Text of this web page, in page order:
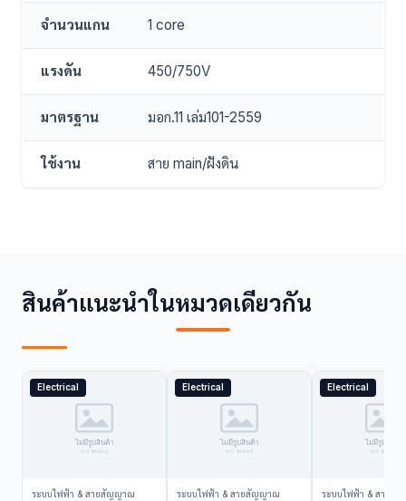
จำนวนแกน 1 core
แรงดัน 450/750V
มาตรฐาน มอก.11 เล่ม101-2559
ใช้งาน สาย main/ฝังดิน
สินค้าแนะนำในหมวดเดียวกัน
Electrical
ระบบไฟฟ้า & สายสัญญาณ
Electrical
ระบบไฟฟ้า & สายสัญญาณ
Electrical
ระบบไฟฟ้า & สายสั